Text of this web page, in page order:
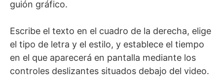
guión gráfico.
Escribe el texto en el cuadro de la derecha, elige
el tipo de letra y el estilo, y establece el tiempo
en el que aparecerá en pantalla mediante los
controles deslizantes situados debajo del video.